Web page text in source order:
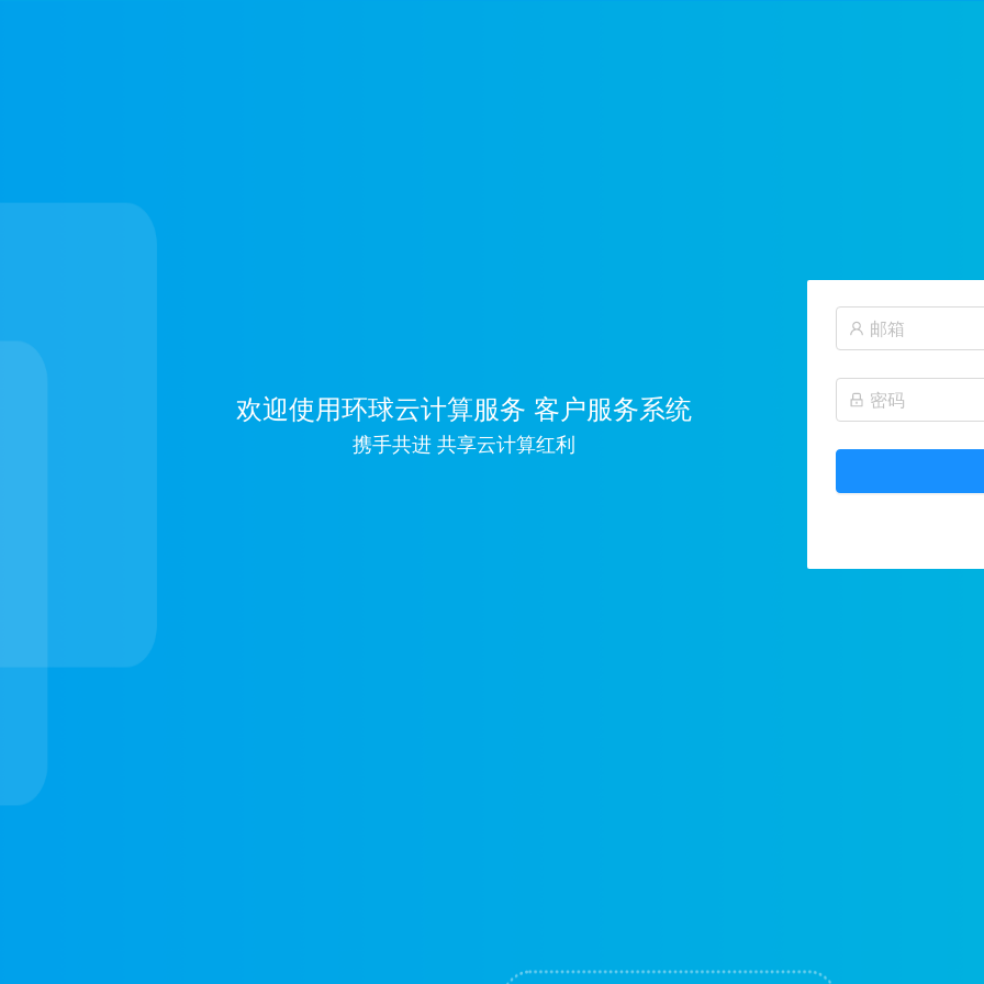
欢迎使用环球云计算服务 客户服务系统
携手共进 共享云计算红利